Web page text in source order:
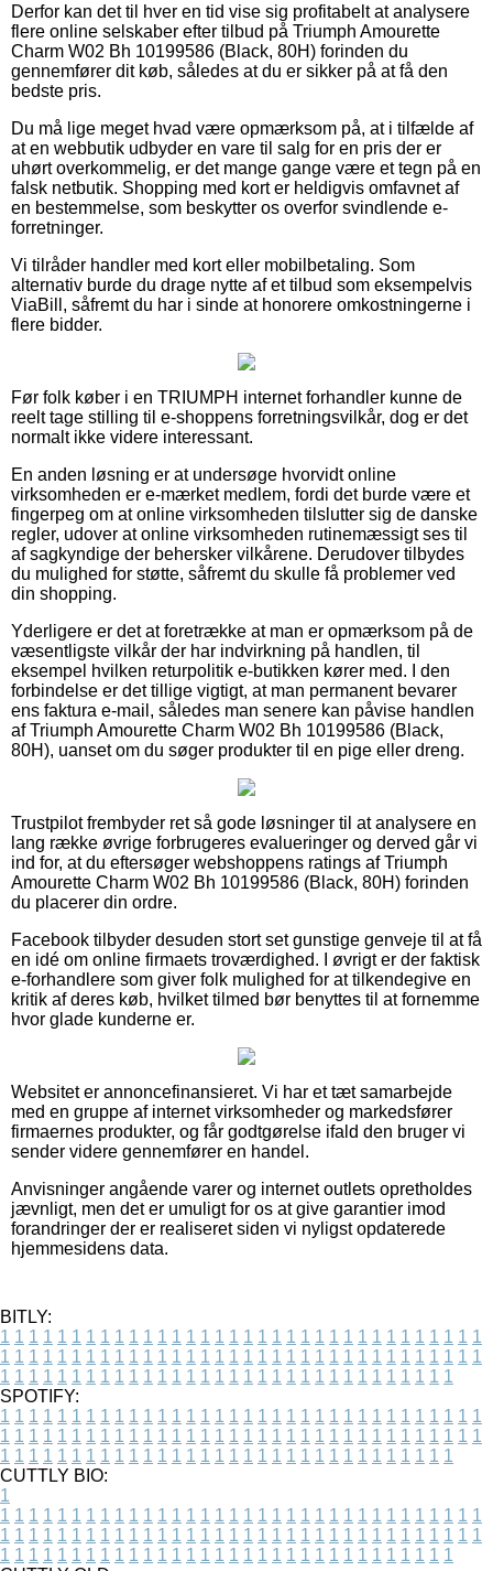
Derfor kan det til hver en tid vise sig profitabelt at analysere
flere online selskaber efter tilbud på Triumph Amourette
Charm W02 Bh 10199586 (Black, 80H) forinden du
gennemfører dit køb, således at du er sikker på at få den
bedste pris.
Du må lige meget hvad være opmærksom på, at i tilfælde af
at en webbutik udbyder en vare til salg for en pris der er
uhørt overkommelig, er det mange gange være et tegn på en
falsk netbutik. Shopping med kort er heldigvis omfavnet af
en bestemmelse, som beskytter os overfor svindlende e-
forretninger.
Vi tilråder handler med kort eller mobilbetaling. Som
alternativ burde du drage nytte af et tilbud som eksempelvis
ViaBill, såfremt du har i sinde at honorere omkostningerne i
flere bidder.
Før folk køber i en TRIUMPH internet forhandler kunne de
reelt tage stilling til e-shoppens forretningsvilkår, dog er det
normalt ikke videre interessant.
En anden løsning er at undersøge hvorvidt online
virksomheden er e-mærket medlem, fordi det burde være et
fingerpeg om at online virksomheden tilslutter sig de danske
regler, udover at online virksomheden rutinemæssigt ses til
af sagkyndige der behersker vilkårene. Derudover tilbydes
du mulighed for støtte, såfremt du skulle få problemer ved
din shopping.
Yderligere er det at foretrække at man er opmærksom på de
væsentligste vilkår der har indvirkning på handlen, til
eksempel hvilken returpolitik e-butikken kører med. I den
forbindelse er det tillige vigtigt, at man permanent bevarer
ens faktura e-mail, således man senere kan påvise handlen
af Triumph Amourette Charm W02 Bh 10199586 (Black,
80H), uanset om du søger produkter til en pige eller dreng.
Trustpilot frembyder ret så gode løsninger til at analysere en
lang række øvrige forbrugeres evalueringer og derved går vi
ind for, at du eftersøger webshoppens ratings af Triumph
Amourette Charm W02 Bh 10199586 (Black, 80H) forinden
du placerer din ordre.
Facebook tilbyder desuden stort set gunstige genveje til at få
en idé om online firmaets troværdighed. I øvrigt er der faktisk
e-forhandlere som giver folk mulighed for at tilkendegive en
kritik af deres køb, hvilket tilmed bør benyttes til at fornemme
hvor glade kunderne er.
Websitet er annoncefinansieret. Vi har et tæt samarbejde
med en gruppe af internet virksomheder og markedsfører
firmaernes produkter, og får godtgørelse ifald den bruger vi
sender videre gennemfører en handel.
Anvisninger angående varer og internet outlets opretholdes
jævnligt, men det er umuligt for os at give garantier imod
forandringer der er realiseret siden vi nyligst opdaterede
hjemmesidens data.
BITLY:
1 1 1 1 1 1 1 1 1 1 1 1 1 1 1 1 1 1 1 1 1 1 1 1 1 1 1 1 1 1 1 1 1 1
1 1 1 1 1 1 1 1 1 1 1 1 1 1 1 1 1 1 1 1 1 1 1 1 1 1 1 1 1 1 1 1 1 1
1 1 1 1 1 1 1 1 1 1 1 1 1 1 1 1 1 1 1 1 1 1 1 1 1 1 1 1 1 1 1 1
SPOTIFY:
1 1 1 1 1 1 1 1 1 1 1 1 1 1 1 1 1 1 1 1 1 1 1 1 1 1 1 1 1 1 1 1 1 1
1 1 1 1 1 1 1 1 1 1 1 1 1 1 1 1 1 1 1 1 1 1 1 1 1 1 1 1 1 1 1 1 1 1
1 1 1 1 1 1 1 1 1 1 1 1 1 1 1 1 1 1 1 1 1 1 1 1 1 1 1 1 1 1 1 1
CUTTLY BIO:
1
1 1 1 1 1 1 1 1 1 1 1 1 1 1 1 1 1 1 1 1 1 1 1 1 1 1 1 1 1 1 1 1 1 1
1 1 1 1 1 1 1 1 1 1 1 1 1 1 1 1 1 1 1 1 1 1 1 1 1 1 1 1 1 1 1 1 1 1
1 1 1 1 1 1 1 1 1 1 1 1 1 1 1 1 1 1 1 1 1 1 1 1 1 1 1 1 1 1 1 1